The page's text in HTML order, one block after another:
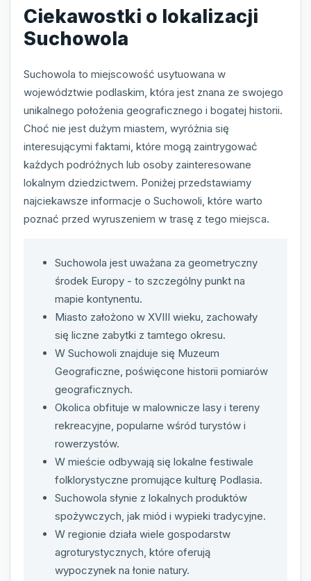
Ciekawostki o lokalizacji
Suchowola
Suchowola to miejscowość usytuowana w
województwie podlaskim, która jest znana ze swojego
unikalnego położenia geograficznego i bogatej historii.
Choć nie jest dużym miastem, wyróżnia się
interesującymi faktami, które mogą zaintrygować
każdych podróżnych lub osoby zainteresowane
lokalnym dziedzictwem. Poniżej przedstawiamy
najciekawsze informacje o Suchowoli, które warto
poznać przed wyruszeniem w trasę z tego miejsca.
Suchowola jest uważana za geometryczny
środek Europy - to szczególny punkt na
mapie kontynentu.
Miasto założono w XVIII wieku, zachowały
się liczne zabytki z tamtego okresu.
W Suchowoli znajduje się Muzeum
Geograficzne, poświęcone historii pomiarów
geograficznych.
Okolica obfituje w malownicze lasy i tereny
rekreacyjne, popularne wśród turystów i
rowerzystów.
W mieście odbywają się lokalne festiwale
folklorystyczne promujące kulturę Podlasia.
Suchowola słynie z lokalnych produktów
spożywczych, jak miód i wypieki tradycyjne.
W regionie działa wiele gospodarstw
agroturystycznych, które oferują
wypoczynek na łonie natury.